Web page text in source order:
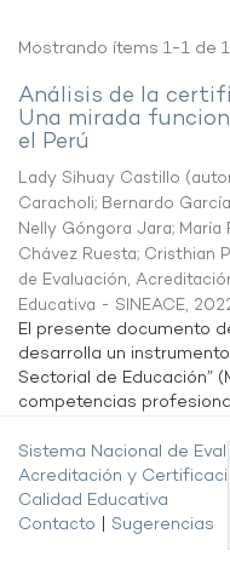
Mostrando ítems 1-1 de 1
Análisis de la
Una mirada
el Perú
Lady Sihuay Castillo
Caracholi; Bernardo
Nelly Góngora Jara; María
Chávez Ruesta; Cristhian
de Evaluación,
Educativa - SINEACE,
El presente documento
desarrolla un
Sectorial de Educación”
competencias
Sistema Nacional de
Acreditación y
Calidad Educativa
Contacto
Sugerencias